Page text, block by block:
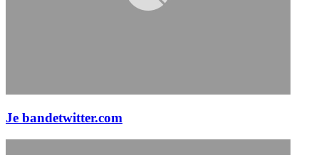
Je bandetwitter.com